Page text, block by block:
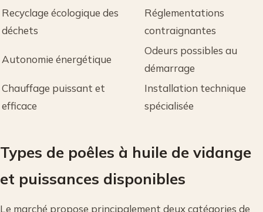
Recyclage écologique des
déchets
Réglementations
contraignantes
Autonomie énergétique
Odeurs possibles au
démarrage
Chauffage puissant et
efficace
Installation technique
spécialisée
Types de poêles à huile de vidange
et puissances disponibles
Le marché propose principalement deux catégories de